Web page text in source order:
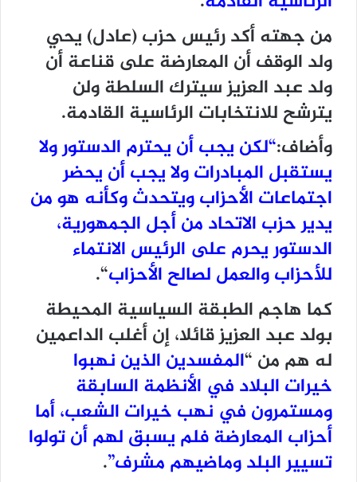
من جهته أكد رئيس حزب (عادل) يحي
ولد الوقف أن المعارضة على قناعة أن
ولد عبد العزيز سيترك السلطة ولن
يترشح للانتخابات الرئاسية القادمة.
وأضاف:“لكن يجب أن يحترم الدستور ولا
يستقبل المبادرات ولا يجب أن يحضر
اجتماعات الأحزاب ويتحدث وكأنه هو من
يدير حزب الاتحاد من أجل الجمهورية،
الدستور يحرم على الرئيس الانتماء
للأحزاب والعمل لصالح الأحزاب“.
كما هاجم الطبقة السياسية المحيطة
بولد عبد العزيز قائلا، إن أغلب الداعمين
له هم من “المفسدين الذين نهبوا
خيرات البلاد في الأنظمة السابقة
ومستمرون في نهب خيرات الشعب، أما
أحزاب المعارضة فلم يسبق لهم أن تولوا
تسيير البلد وماضيهم مشرف”.